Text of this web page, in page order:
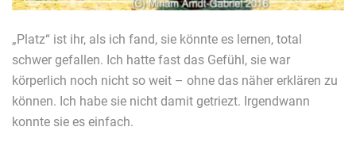
„Platz“ ist ihr, als ich fand, sie könnte es lernen, total
schwer gefallen. Ich hatte fast das Gefühl, sie war
körperlich noch nicht so weit – ohne das näher erklären zu
können. Ich habe sie nicht damit getriezt. Irgendwann
konnte sie es einfach.